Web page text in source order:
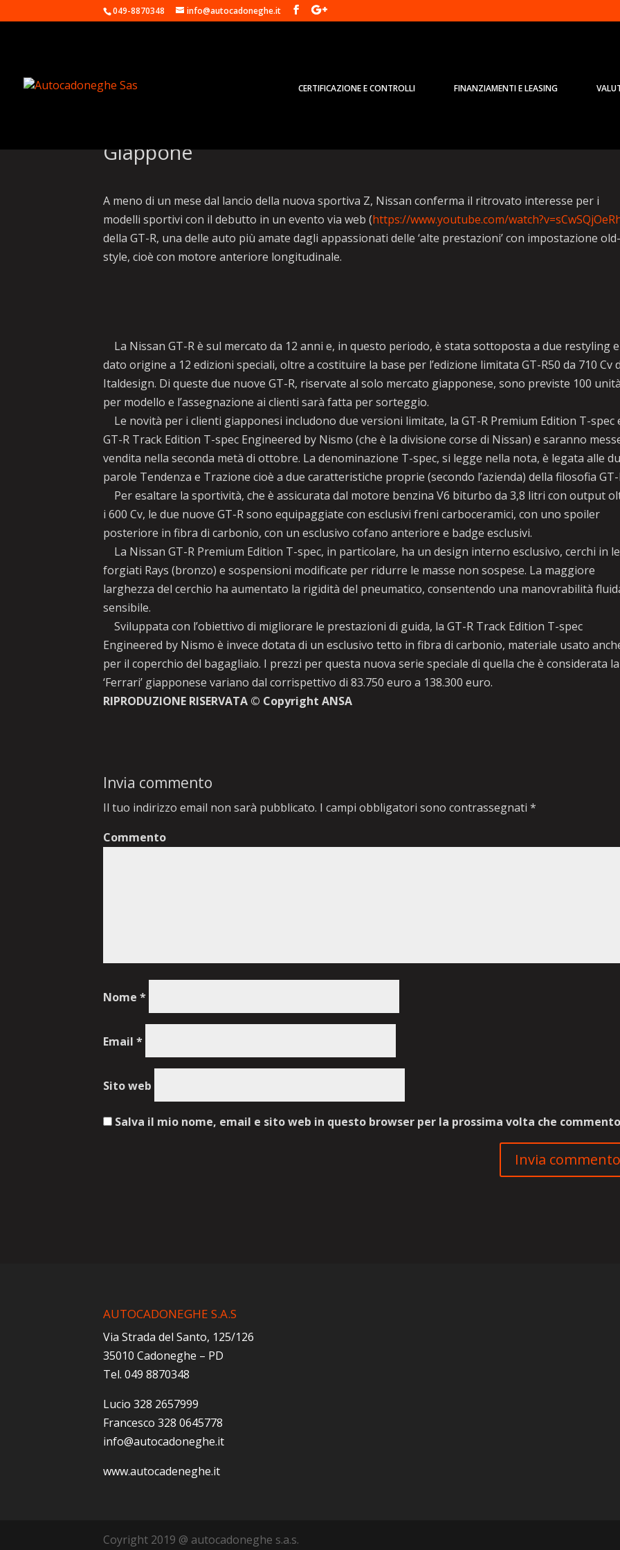
049-8870348 info@autocadoneghe.it
CERTIFICAZIONE E CONTROLLI FINANZIAMENTI E LEASING
Giappone
A meno di un mese dal lancio della nuova sportiva Z, Nissan conferma il ritrovato interesse per i
modelli sportivi con il debutto in un evento via web (https://www.youtube.com/
della GT-R, una delle auto più amate dagli appassionati delle ‘alte prestazioni’ con impostazione
style, cioè con motore anteriore longitudinale.
La Nissan GT-R è sul mercato da 12 anni e, in questo periodo, è stata sottoposta a due restyling
dato origine a 12 edizioni speciali, oltre a costituire la base per l’edizione limitata GT-R50 da 710 Cv
Italdesign. Di queste due nuove GT-R, riservate al solo mercato giapponese, sono previste 100
per modello e l’assegnazione ai clienti sarà fatta per sorteggio.
Le novità per i clienti giapponesi includono due versioni limitate, la GT-R Premium Edition T-spec
GT-R Track Edition T-spec Engineered by Nismo (che è la divisione corse di Nissan) e saranno
vendita nella seconda metà di ottobre. La denominazione T-spec, si legge nella nota, è legata alle
parole Tendenza e Trazione cioè a due caratteristiche proprie (secondo l’azienda) della filosofia GT-
Per esaltare la sportività, che è assicurata dal motore benzina V6 biturbo da 3,8 litri con output
i 600 Cv, le due nuove GT-R sono equipaggiate con esclusivi freni carboceramici, con uno spoiler
posteriore in fibra di carbonio, con un esclusivo cofano anteriore e badge esclusivi.
La Nissan GT-R Premium Edition T-spec, in particolare, ha un design interno esclusivo, cerchi in
forgiati Rays (bronzo) e sospensioni modificate per ridurre le masse non sospese. La maggiore
larghezza del cerchio ha aumentato la rigidità del pneumatico, consentendo una manovrabilità
sensibile.
Sviluppata con l’obiettivo di migliorare le prestazioni di guida, la GT-R Track Edition T-spec
Engineered by Nismo è invece dotata di un esclusivo tetto in fibra di carbonio, materiale usato
per il coperchio del bagagliaio. I prezzi per questa nuova serie speciale di quella che è considerata la
‘Ferrari’ giapponese variano dal corrispettivo di 83.750 euro a 138.300 euro.
RIPRODUZIONE RISERVATA © Copyright ANSA
Invia commento
Il tuo indirizzo email non sarà pubblicato. I campi obbligatori sono contrassegnati*
Commento
Nome*
Email*
Sito web
Salva il mio nome, email e sito web in questo browser per la prossima volta che
AUTOCADONEGHE S.A.S
Via Strada del Santo, 125/126
35010 Cadoneghe – PD
Tel. 049 8870348
Lucio 328 2657999
Francesco 328 0645778
info@autocadoneghe.it
www.autocadeneghe.it
Coyright 2019 @ autocadoneghe s.a.s.